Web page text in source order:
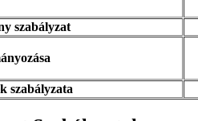
szabályzat
szabályzata